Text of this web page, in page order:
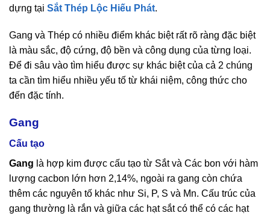
dựng tại Sắt Thép Lộc Hiếu Phát.
Gang và Thép có nhiều điểm khác biệt rất rõ ràng đặc biệt
là màu sắc, độ cứng, độ bền và công dụng của từng loại.
Để đi sâu vào tìm hiểu được sự khác biệt của cả 2 chúng
ta cần tìm hiểu nhiều yếu tố từ khái niệm, công thức cho
đến đặc tính.
Gang
Cấu tạo
Gang là hợp kim được cấu tạo từ Sắt và Các bon với hàm
lượng cacbon lớn hơn 2,14%, ngoài ra gang còn chứa
thêm các nguyên tố khác như Si, P, S và Mn. Cấu trúc của
gang thường là rắn và giữa các hạt sắt có thể có các hạt